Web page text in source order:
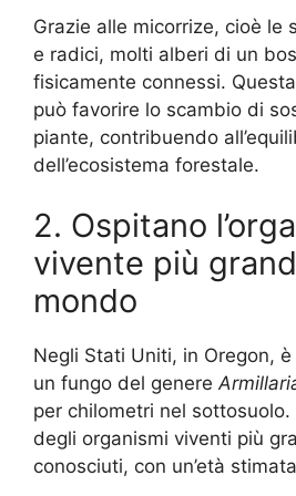
Grazie alle micorrize, cioè le
e radici, molti alberi di un
fisicamente connessi.
può favorire lo scambio di
piante, contribuendo
dell’ecosistema forestale.
2. Ospitano
vivente più
mondo
Negli Stati Uniti, in Oregon,
un fungo del genere
per chilometri nel
degli organismi viventi più
conosciuti, con un’età